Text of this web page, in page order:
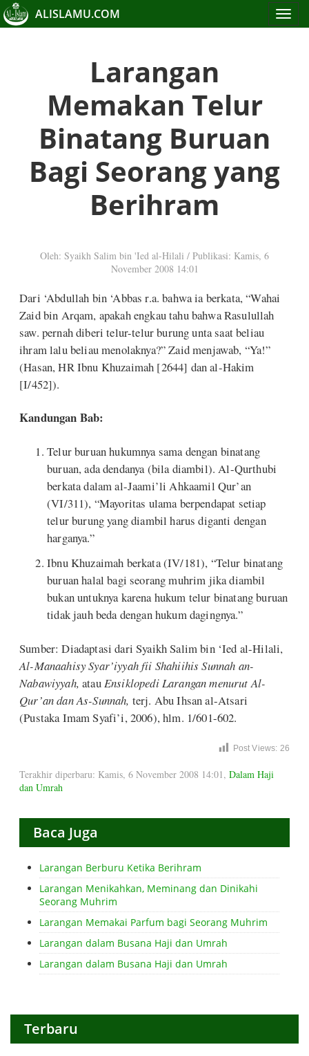
Toggle
ALISLAMU.COM
Larangan
Memakan Telur
Binatang Buruan
Bagi Seorang yang
Berihram
Oleh: Syaikh Salim bin 'Ied al-Hilali / Publikasi: Kamis, 6
November 2008 14:01
Dari ‘Abdullah bin ‘Abbas r.a. bahwa ia berkata, “Wahai
Zaid bin Arqam, apakah engkau tahu bahwa Rasulullah
saw. pernah diberi telur-telur burung unta saat beliau
ihram lalu beliau menolaknya?” Zaid menjawab, “Ya!”
(Hasan, HR Ibnu Khuzaimah [2644] dan al-Hakim
[I/452]).
Kandungan Bab:
Telur buruan hukumnya sama dengan binatang
buruan, ada dendanya (bila diambil). Al-Qurthubi
berkata dalam al-Jaami’li Ahkaamil Qur’an
(VI/311), “Mayoritas ulama berpendapat setiap
telur burung yang diambil harus diganti dengan
harganya.”
Ibnu Khuzaimah berkata (IV/181), “Telur binatang
buruan halal bagi seorang muhrim jika diambil
bukan untuknya karena hukum telur binatang buruan
tidak jauh beda dengan hukum dagingnya.”
Sumber: Diadaptasi dari Syaikh Salim bin ‘Ied al-Hilali,
Al-Manaahisy Syar’iyyah fii Shahiihis Sunnah an-
Nabawiyyah, atauEnsiklopedi Larangan menurut Al-
Qur’an dan As-Sunnah, terj. Abu Ihsan al-Atsari
(Pustaka Imam Syafi’i, 2006), hlm. 1/601-602.
Post Views: 26
Terakhir diperbaru: Kamis, 6 November 2008 14:01, Dalam Haji
dan Umrah
Baca Juga
Larangan Berburu Ketika Berihram
Larangan Menikahkan, Meminang dan Dinikahi
Seorang Muhrim
Larangan Memakai Parfum bagi Seorang Muhrim
Larangan dalam Busana Haji dan Umrah
Larangan dalam Busana Haji dan Umrah
Terbaru